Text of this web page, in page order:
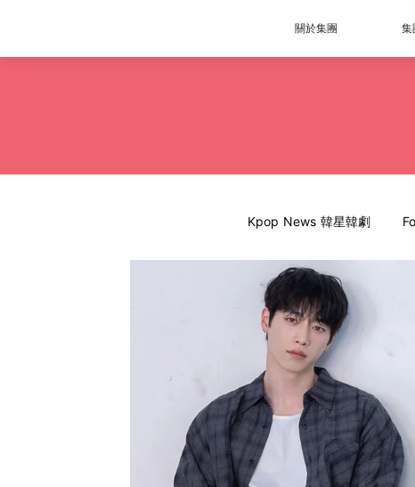
關於集團 集
Kpop News 韓星韓劇